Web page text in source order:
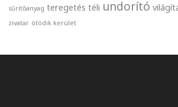
sűrítőanyag teregetés téli undorító
zivatar ötödik kerület